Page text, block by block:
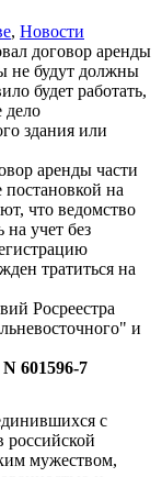
, Новости
договор аренды
не будут должны
будет работать,
дело
здания или
аренды части
на
что ведомство
на учет без
тратиться на
Росреестра
и
601596-7
с
мужеством,